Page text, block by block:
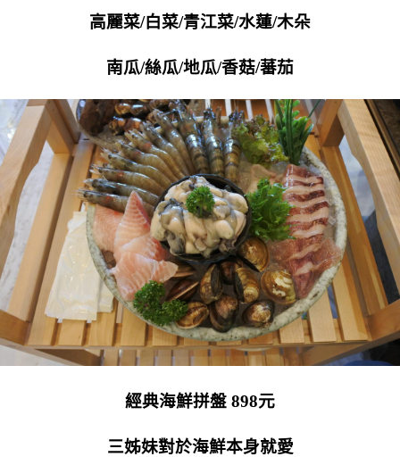
高麗菜/白菜/青江菜/水蓮/木朵
南瓜/絲瓜/地瓜/香菇/蕃茄
經典海鮮拼盤 898元
三姊妹對於海鮮本身就愛